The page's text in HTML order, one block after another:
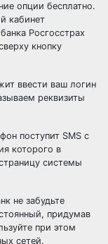
опции бесплатно.
кабинет
Росгосстрах
кнопку
ввести ваш логин
реквизиты
поступит SMS с
которого в
системы
не забудьте
придумав
при этом
сетей.